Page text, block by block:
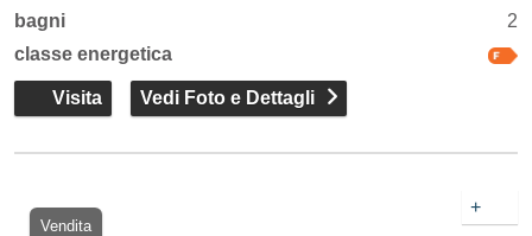
bagni
2
classe energetica
Visita Vedi Foto e Dettagli
Vendita
+